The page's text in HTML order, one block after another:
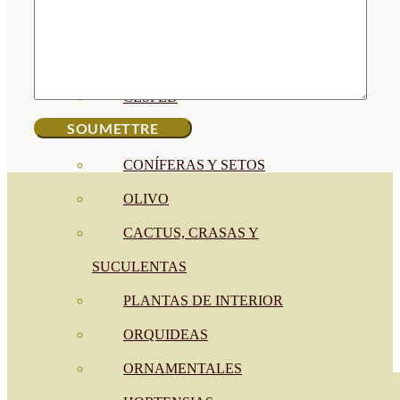
CÉSPED
BONSAI
CONÍFERAS Y SETOS
OLIVO
CACTUS, CRASAS Y
SUCULENTAS
PLANTAS DE INTERIOR
ORQUIDEAS
ORNAMENTALES